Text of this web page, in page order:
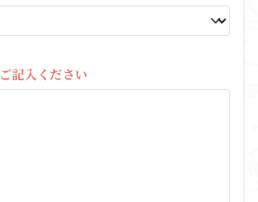
記入ください